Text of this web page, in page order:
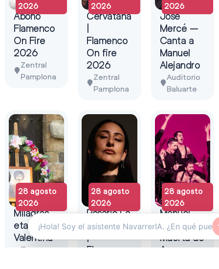
2026
Abono
Flamenco
On Fire
2026
Zentral
Pamplona
2026
Cervatana
Flamenco
On fire
2026
Zentral
Pamplona
2026
José
Mercé –
Canta a
Manuel
Alejandro
Auditorio
Baluarte
28 agosto
2026
Milagros
eta
Valentina
Teatro
28 agosto
2026
Rosario La
Tremendita
|
Flamenco
28 agosto
2026
Manuel
Liñán –
Muerta de
Amor